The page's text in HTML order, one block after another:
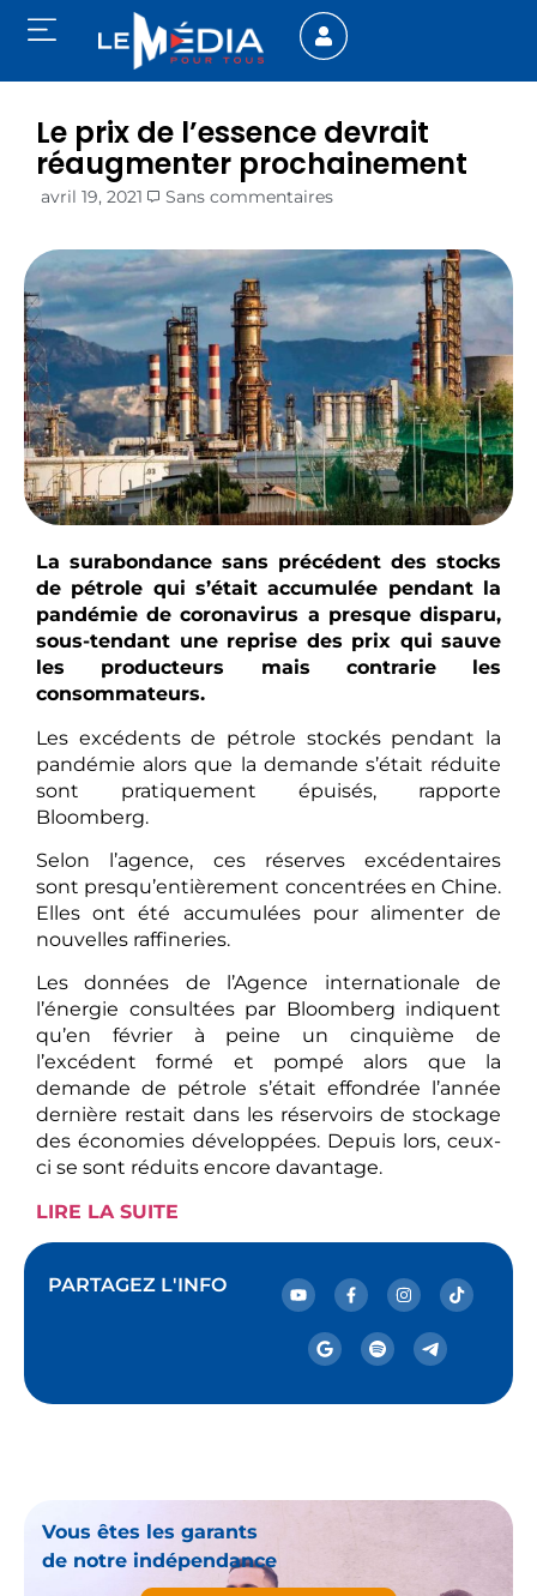
Le prix de l’essence devrait
réaugmenter prochainement
avril 19, 2021 Sans commentaires
La surabondance sans précédent des stocks
de pétrole qui s’était accumulée pendant la
pandémie de coronavirus a presque disparu,
sous-tendant une reprise des prix qui sauve
les producteurs mais contrarie les
consommateurs.
Les excédents de pétrole stockés pendant la
pandémie alors que la demande s’était réduite
sont pratiquement épuisés, rapporte
Bloomberg.
Selon l’agence, ces réserves excédentaires
sont presqu’entièrement concentrées en Chine.
Elles ont été accumulées pour alimenter de
nouvelles raffineries.
Les données de l’Agence internationale de
l’énergie consultées par Bloomberg indiquent
qu’en février à peine un cinquième de
l’excédent formé et pompé alors que la
demande de pétrole s’était effondrée l’année
dernière restait dans les réservoirs de stockage
des économies développées. Depuis lors, ceux-
ci se sont réduits encore davantage.
LIRE LA SUITE
PARTAGEZ L'INFO
Vous êtes les garants
de notre indépendance